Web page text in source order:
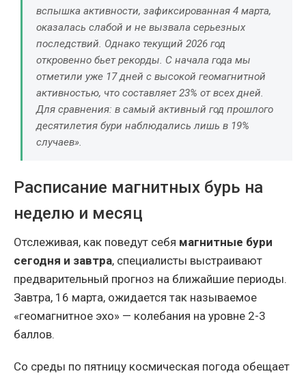
вспышка активности, зафиксированная 4 марта,
оказалась слабой и не вызвала серьезных
последствий. Однако текущий 2026 год
откровенно бьет рекорды. С начала года мы
отметили уже 17 дней с высокой геомагнитной
активностью, что составляет 23% от всех дней.
Для сравнения: в самый активный год прошлого
десятилетия бури наблюдались лишь в 19%
случаев».
Расписание магнитных бурь на
неделю и месяц
Отслеживая, как поведут себя магнитные бури
сегодня и завтра, специалисты выстраивают
предварительный прогноз на ближайшие периоды.
Завтра, 16 марта, ожидается так называемое
«геомагнитное эхо» — колебания на уровне 2-3
баллов.
Со среды по пятницу космическая погода обещает